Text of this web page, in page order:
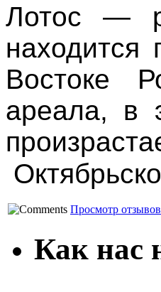
Лотос —
находится
Востоке
ареала, в
Просмотр отзывов
Как нас